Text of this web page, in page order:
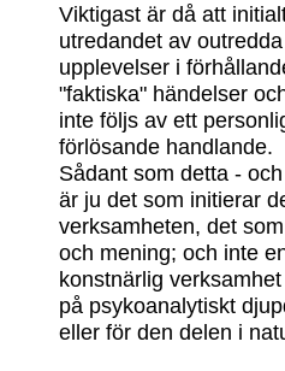
Viktigast är då att
utredandet av
upplevelser i
"faktiska" händelser
inte följs av ett
förlösande handlande.
Sådant som detta -
är ju det som initierar
verksamheten, det
och mening; och inte
konstnärlig
på psykoanalytiskt
eller för den delen i